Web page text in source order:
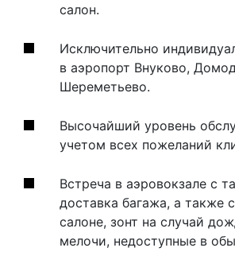
салон.
Исключительно
в аэропорт Внуково,
Шереметьево.
Высочайший уровень
учетом всех пожеланий
Встреча в аэровокзале с
доставка багажа, а также
салоне, зонт на случай
мелочи, недоступные в